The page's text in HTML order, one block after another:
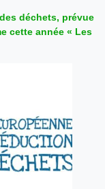
déchets, prévue
cette année « Les